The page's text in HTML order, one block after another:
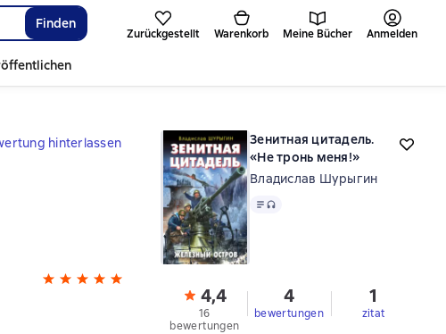
Finden
Zurückgestellt Warenkorb Meine Bücher Anmelden
hinterlassen
Зенитная цитадель.
«Не тронь меня!»
Владислав Шурыгин
Text, Audioformat verfügbar
4,4
16
bewertungen
4
bewertungen
1
zitat